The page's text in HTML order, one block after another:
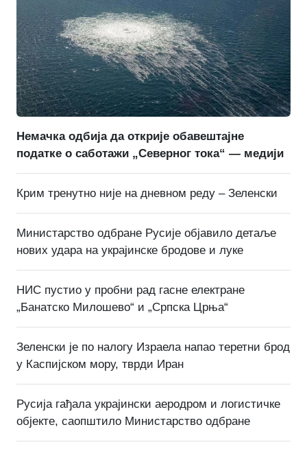
Немачка одбија да открије обавештајне
податке о саботажи „Северног тока“ — медији
Крим тренутно није на дневном реду – Зеленски
Министарство одбране Русије објавило детаље
нових удара на украјинске бродове и луке
НИС пустио у пробни рад гасне електране
„Банатско Милошево“ и „Српска Црња“
Зеленски је по налогу Израела напао теретни брод
у Каспијском мору, тврди Иран
Русија гађала украјински аеродром и логистичке
објекте, саопштило Министарство одбране